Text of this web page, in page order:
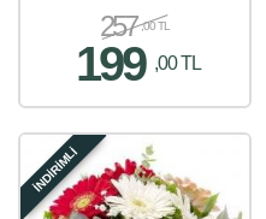
257 ,00 TL
199 ,00 TL
İNDİRİMLİ